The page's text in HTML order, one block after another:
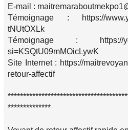
E-mail :
Témoignage : https://
tNUtOXLk
Témoignage : https://
si=KSQtU09mMOicLywK
Site Internet : https://
retour-affectif
**************